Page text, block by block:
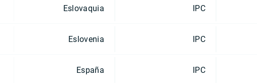
Eslovaquia IPC
Eslovenia IPC
España IPC